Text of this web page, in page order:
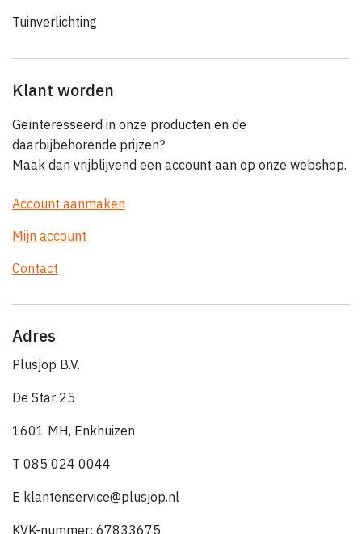
Tuinverlichting
Klant worden
Geïnteresseerd in onze producten en de
daarbijbehorende prijzen?
Maak dan vrijblijvend een account aan op onze webshop.
Account aanmaken
Mijn account
Contact
Adres
Plusjop B.V.
De Star 25
1601 MH, Enkhuizen
T 085 024 0044
E klantenservice@plusjop.nl
KVK-nummer: 67833675